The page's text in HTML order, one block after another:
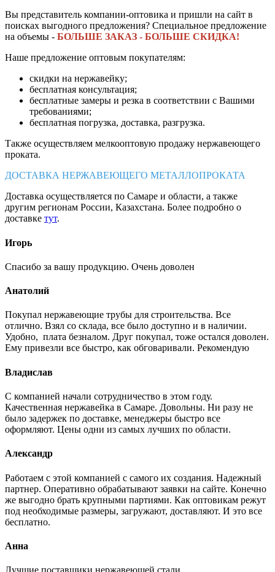
Вы представитель компании-оптовика и пришли на сайт в
поисках выгодного предложения? Специальное предложение
на объемы - БОЛЬШЕ ЗАКАЗ - БОЛЬШЕ СКИДКА!
Наше предложение оптовым покупателям:
скидки на нержавейку;
бесплатная консультация;
бесплатные замеры и резка в соответствии с Вашими
требованиями;
бесплатная погрузка, доставка, разгрузка.
Также осуществляем мелкооптовую продажу нержавеющего
проката.
ДОСТАВКА НЕРЖАВЕЮЩЕГО МЕТАЛЛОПРОКАТА
Доставка осуществляется по Самаре и области, а также
другим регионам России, Казахстана. Более подробно о
доставке тут.
Игорь
Спасибо за вашу продукцию. Очень доволен
Анатолий
Покупал нержавеющие трубы для строительства. Все
отлично. Взял со склада, все было доступно и в наличии.
Удобно, плата безналом. Друг покупал, тоже остался доволен.
Ему привезли все быстро, как обговаривали. Рекомендую
Владислав
С компанией начали сотрудничество в этом году.
Качественная нержавейка в Самаре. Довольны. Ни разу не
было задержек по доставке, менеджеры быстро все
оформляют. Цены одни из самых лучших по области.
Александр
Работаем с этой компанией с самого их создания. Надежный
партнер. Оперативно обрабатывают заявки на сайте. Конечно
же выгодно брать крупными партиями. Как оптовикам режут
под необходимые размеры, загружают, доставляют. И это все
бесплатно.
Анна
Лучшие поставщики нержавеющей стали